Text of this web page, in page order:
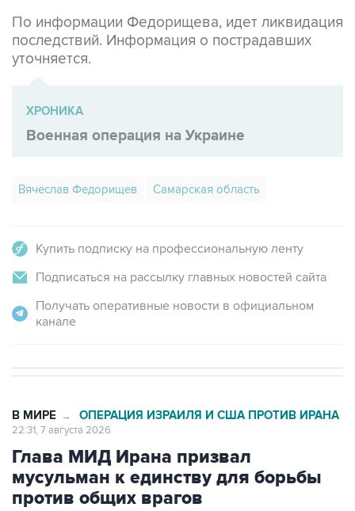
По информации Федорищева, идет ликвидация
последствий. Информация о пострадавших
уточняется.
ХРОНИКА
Военная операция на Украине
Вячеслав Федорищев Самарская область
Купить подписку на профессиональную ленту
Подписаться на рассылку главных новостей сайта
Получать оперативные новости в официальном
канале
В МИРЕ → ОПЕРАЦИЯ ИЗРАИЛЯ И США ПРОТИВ ИРАНА
22:31, 7 августа 2026
Глава МИД Ирана призвал
мусульман к единству для борьбы
против общих врагов